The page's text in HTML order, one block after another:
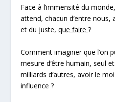
Face à l’immensité du
attend, chacun d’entre nous,
et du juste,que faire?
Comment imaginer que l’on
mesure d’être humain, seul
milliards d’autres, avoir le
influence ?